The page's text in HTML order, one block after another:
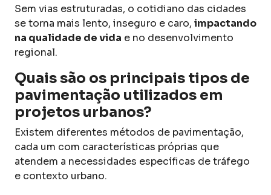
Sem vias estruturadas, o cotidiano das cidades
se torna mais lento, inseguro e caro, impactando
na qualidade de vida e no desenvolvimento
regional.
Quais são os principais tipos de
pavimentação utilizados em
projetos urbanos?
Existem diferentes métodos de pavimentação,
cada um com características próprias que
atendem a necessidades específicas de tráfego
e contexto urbano.